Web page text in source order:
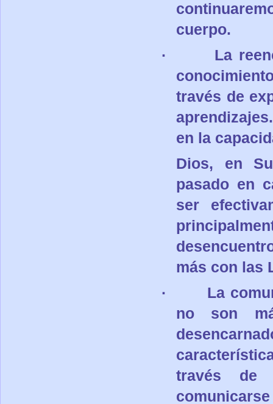
cuerpo.
·
La
través de
en la
Dios, en
pasado en
ser
más con las
·
La
no son
través de